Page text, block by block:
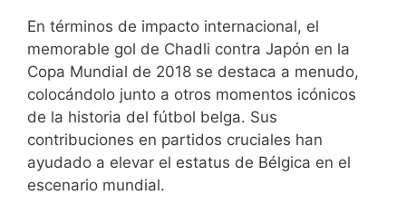
En términos de impacto internacional, el
memorable gol de Chadli contra Japón en la
Copa Mundial de 2018 se destaca a menudo,
colocándolo junto a otros momentos icónicos
de la historia del fútbol belga. Sus
contribuciones en partidos cruciales han
ayudado a elevar el estatus de Bélgica en el
escenario mundial.